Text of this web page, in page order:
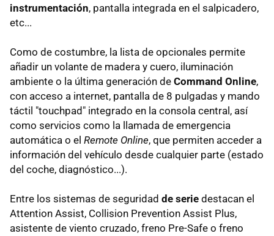
instrumentación, pantalla integrada en el salpicadero,
etc...
Como de costumbre, la lista de opcionales permite
añadir un volante de madera y cuero, iluminación
ambiente o la última generación de Command Online,
con acceso a internet, pantalla de 8 pulgadas y mando
táctil "touchpad" integrado en la consola central, así
como servicios como la llamada de emergencia
automática o el Remote Online, que permiten acceder a
información del vehículo desde cualquier parte (estado
del coche, diagnóstico...).
Entre los sistemas de seguridad de serie destacan el
Attention Assist, Collision Prevention Assist Plus,
asistente de viento cruzado, freno Pre-Safe o freno